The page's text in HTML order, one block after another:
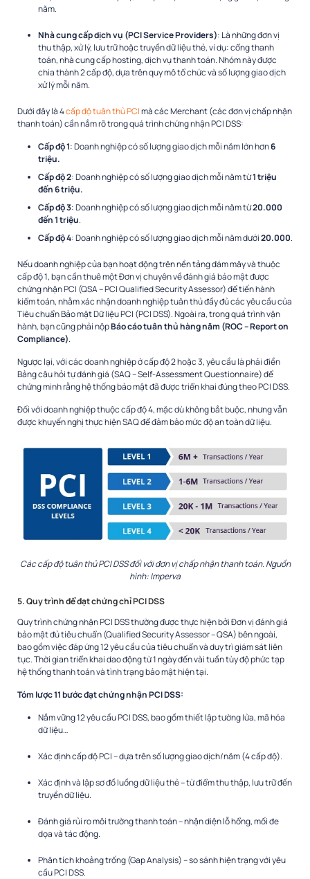
năm.
Nhà cung cấp dịch vụ (PCI Service Providers): Là những đơn vị
thu thập, xử lý, lưu trữ hoặc truyền dữ liệu thẻ, ví dụ: cổng thanh
toán, nhà cung cấp hosting, dịch vụ thanh toán. Nhóm này được
chia thành 2 cấp độ, dựa trên quy mô tổ chức và số lượng giao dịch
xử lý mỗi năm.
Dưới đây là 4cấp độ tuân thủ PCImà các Merchant (các đơn vị chấp nhận
thanh toán) cần nắm rõ trong quá trình chứng nhận PCI DSS:
Cấp độ 1: Doanh nghiệp có số lượng giao dịch mỗi năm lớn hơn6
triệu.
Cấp độ 2: Doanh nghiệp có số lượng giao dịch mỗi năm từ1 triệu
đến 6 triệu.
Cấp độ 3: Doanh nghiệp có số lượng giao dịch mỗi năm từ20.000
đến 1 triệu.
Cấp độ 4: Doanh nghiệp có số lượng giao dịch mỗi năm dưới20.000.
Nếu doanh nghiệp của bạn hoạt động trên nền tảng đám mây và thuộc
cấp độ 1, bạn cần thuê một Đơn vị chuyên về đánh giá bảo mật được
chứng nhận PCI (QSA – PCI Qualified Security Assessor) để tiến hành
kiểm toán, nhằm xác nhận doanh nghiệp tuân thủ đầy đủ các yêu cầu của
Tiêu chuẩn Bảo mật Dữ liệu PCI (PCI DSS). Ngoài ra, trong quá trình vận
hành, bạn cũng phải nộpBáo cáo tuân thủ hàng năm (ROC – Report on
Compliance).
Ngược lại, với các doanh nghiệp ở cấp độ 2 hoặc 3, yêu cầu là phải điền
Bảng câu hỏi tự đánh giá (SAQ – Self-Assessment Questionnaire) để
chứng minh rằng hệ thống bảo mật đã được triển khai đúng theo PCI DSS.
Đối với doanh nghiệp thuộc cấp độ 4, mặc dù không bắt buộc, nhưng vẫn
được khuyến nghị thực hiện SAQ để đảm bảo mức độ an toàn dữ liệu.
Các cấp độ tuân thủ PCI DSS đối với đơn vị chấp nhận thanh toán. Nguồn
hình: Imperva
5. Quy trình để đạt chứng chỉ PCI DSS
Quy trình chứng nhận PCI DSS thường được thực hiện bởi Đơn vị đánh giá
bảo mật đủ tiêu chuẩn (Qualified Security Assessor – QSA) bên ngoài,
bao gồm việc đáp ứng 12 yêu cầu của tiêu chuẩn và duy trì giám sát liên
tục. Thời gian triển khai dao động từ 1 ngày đến vài tuần tùy độ phức tạp
hệ thống thanh toán và tình trạng bảo mật hiện tại.
Tóm lược 11 bước đạt chứng nhận PCI DSS:
Nắm vững 12 yêu cầu PCI DSS, bao gồm thiết lập tường lửa, mã hóa
dữ liệu…
Xác định cấp độ PCI – dựa trên số lượng giao dịch/năm (4 cấp độ).
Xác định và lập sơ đồ luồng dữ liệu thẻ – từ điểm thu thập, lưu trữ đến
truyền dữ liệu.
Đánh giá rủi ro môi trường thanh toán – nhận diện lỗ hổng, mối đe
dọa và tác động.
Phân tích khoảng trống (Gap Analysis) – so sánh hiện trạng với yêu
cầu PCI DSS.